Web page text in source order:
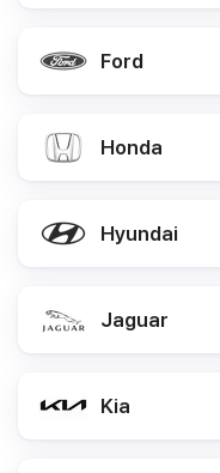
Ford
Honda
Hyundai
Jaguar
Kia